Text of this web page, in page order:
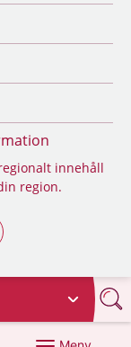
innehåll
region.